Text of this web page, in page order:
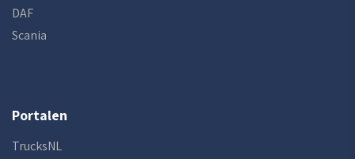
DAF
Scania
Portalen
TrucksNL